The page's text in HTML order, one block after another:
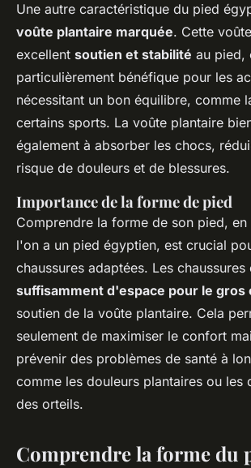
Une autre caractéristique du pied
voûte plantaire marquée. Cette
excellent soutien et stabilité au pied,
particulièrement bénéfique pour les
nécessitant un bon équilibre, comme
certains sports. La voûte plantaire
également à absorber les chocs,
risque de douleurs et de blessures.
Importance de la forme de pied
Comprendre la forme de son pied,
l'on a un pied égyptien, est crucial
chaussures adaptées. Les
suffisamment d'espace pour le gros
soutien de la voûte plantaire. Cela
seulement de maximiser le confort
prévenir des problèmes de santé à
comme les douleurs plantaires ou les
des orteils.
Comprendre la forme du